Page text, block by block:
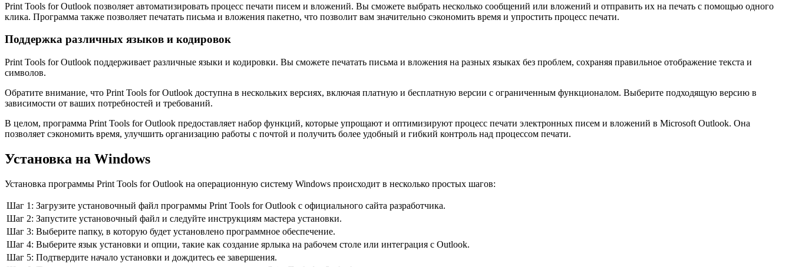
Print Tools for Outlook позволяет автоматизировать процесс печати писем и вложений. Вы сможете выбрать несколько сообщений или вложений и отправить их на печать с помощью одного
клика. Программа также позволяет печатать письма и вложения пакетно, что позволит вам значительно сэкономить время и упростить процесс печати.
Поддержка различных языков и кодировок
Print Tools for Outlook поддерживает различные языки и кодировки. Вы сможете печатать письма и вложения на разных языках без проблем, сохраняя правильное отображение текста и
символов.
Обратите внимание, что Print Tools for Outlook доступна в нескольких версиях, включая платную и бесплатную версии с ограниченным функционалом. Выберите подходящую версию в
зависимости от ваших потребностей и требований.
В целом, программа Print Tools for Outlook предоставляет набор функций, которые упрощают и оптимизируют процесс печати электронных писем и вложений в Microsoft Outlook. Она
позволяет сэкономить время, улучшить организацию работы с почтой и получить более удобный и гибкий контроль над процессом печати.
Установка на Windows
Установка программы Print Tools for Outlook на операционную систему Windows происходит в несколько простых шагов:
Шаг 1: Загрузите установочный файл программы Print Tools for Outlook с официального сайта разработчика.
Шаг 2: Запустите установочный файл и следуйте инструкциям мастера установки.
Шаг 3: Выберите папку, в которую будет установлено программное обеспечение.
Шаг 4: Выберите язык установки и опции, такие как создание ярлыка на рабочем столе или интеграция с Outlook.
Шаг 5: Подтвердите начало установки и дождитесь ее завершения.